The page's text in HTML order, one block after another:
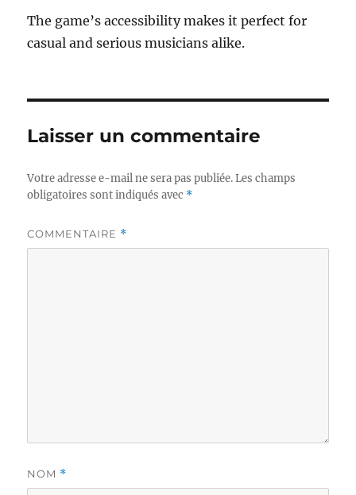
The game’s accessibility makes it perfect for
casual and serious musicians alike.
Laisser un commentaire
Votre adresse e-mail ne sera pas publiée. Les champs
obligatoires sont indiqués avec *
COMMENTAIRE *
NOM *